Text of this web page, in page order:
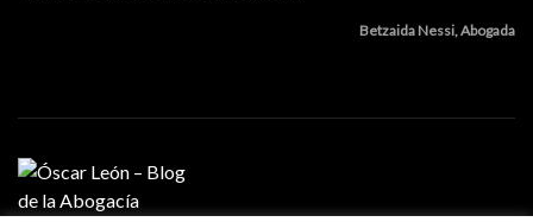
Betzaida Nessi, Abogada